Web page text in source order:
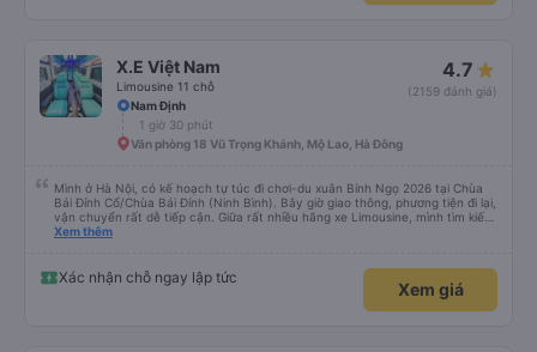
X.E Việt Nam
Limousine 11 chỗ
4.7
(2159 đánh giá)
Nam Định
1 giờ 30 phút
Văn phòng 18 Vũ Trọng Khánh, Mộ Lao, Hà Đông
Mình ở Hà Nội, có kế hoạch tự túc đi chơi-du xuân Bính Ngọ 2026 tại Chùa
Bái Đính Cổ/Chùa Bái Đính (Ninh Bình). Bây giờ giao thông, phương tiện đi lại,
vận chuyển rất dễ tiếp cận. Giữa rất nhiều hãng xe Limousine, mình tìm kiếm
trên Vexere và chốt được lịch phù hợp với hãng xe X.E Việt Nam. Giá vé lượt
phường Hoa Lư đến Chùa Bái Đính, phường Tây Hoa Lư khoảng cách là
~20km, hãng nhiệt tình đưa đón dù chỉ là 1 người, đưa đón 2 chiều bằng xe
trung chuyển với khoảng cách tổng là 40km mà phí thu thêm chỉ có
Xem thêm
Xác nhận chỗ ngay lập tức
Xem giá